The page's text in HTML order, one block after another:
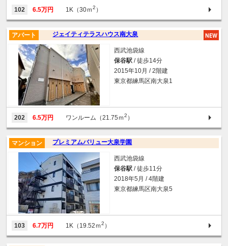
102 6.5万円 1K（30ｍ2 ）
ジェイティテラスハウス南大泉
アパート
西武池袋線
保谷駅 / 徒歩14分
2015年10月 / 2階建
東京都練馬区南大泉1
202 6.5万円 ワンルーム（21.75ｍ2 ）
プレミアムバリュー大泉学園
マンション
西武池袋線
保谷駅 / 徒歩11分
2018年5月 / 4階建
東京都練馬区南大泉5
103 6.7万円 1K（19.52ｍ2 ）